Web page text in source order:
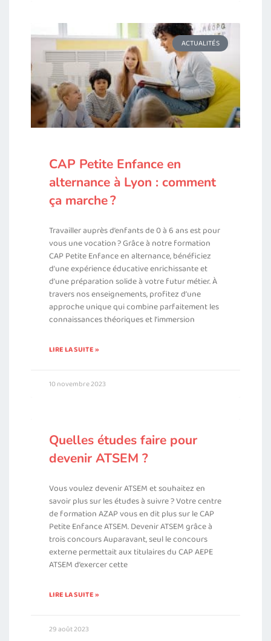
ACTUALITÉS
CAP Petite Enfance en
alternance à Lyon : comment
ça marche ?
Travailler auprès d’enfants de 0 à 6 ans est pour
vous une vocation ? Grâce à notre formation
CAP Petite Enfance en alternance, bénéficiez
d’une expérience éducative enrichissante et
d’une préparation solide à votre futur métier. À
travers nos enseignements, profitez d’une
approche unique qui combine parfaitement les
connaissances théoriques et l’immersion
LIRE LA SUITE »
10 novembre 2023
Quelles études faire pour
devenir ATSEM ?
Vous voulez devenir ATSEM et souhaitez en
savoir plus sur les études à suivre ? Votre centre
de formation AZAP vous en dit plus sur le CAP
Petite Enfance ATSEM. Devenir ATSEM grâce à
trois concours Auparavant, seul le concours
externe permettait aux titulaires du CAP AEPE
ATSEM d’exercer cette
LIRE LA SUITE »
29 août 2023